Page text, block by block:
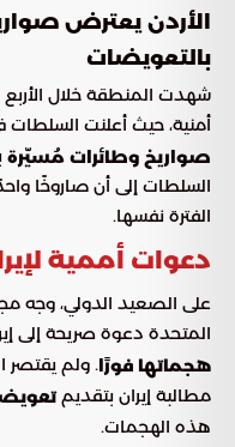
الأردن يعترض
بالتعويضات
شهدت المنطقة خلال
أمنية، حيث أعلنت السلطات
صواريخ وطائرات مُسيّرة
السلطات إلى أن صاروخًا
الفترة نفسها.
دعوات أممية
على الصعيد الدولي، وجه
المتحدة دعوة صريحة إلى
هجماتها فورًا. ولم يقتصر
مطالبة إيران بتقديم
هذه الهجمات.